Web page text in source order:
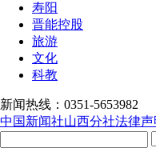
寿阳
晋能控股
旅游
文化
科教
新闻热线：0351-5653982
中国新闻社山西分社法律声